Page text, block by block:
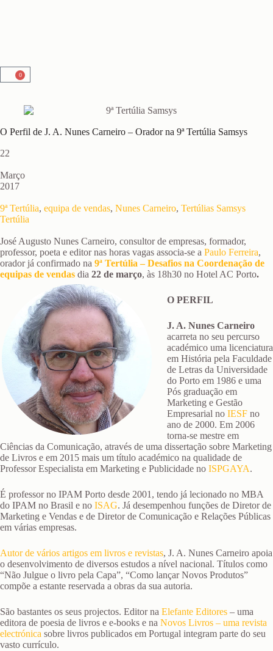
0
O Perfil de J. A. Nunes Carneiro – Orador na 9ª Tertúlia Samsys
22
Março
2017
9ª Tertúlia, equipa de vendas, Nunes Carneiro, Tertúlias Samsys
Tertúlia
José Augusto Nunes Carneiro, consultor de empresas, formador,
professor, poeta e editor nas horas vagas associa-se a Paulo Ferreira,
orador já confirmado na 9ª Tertúlia – Desafios na Coordenação de
equipas de vendas dia 22 de março, às 18h30 no Hotel AC Porto.
O PERFIL
J. A. Nunes Carneiro
acarreta no seu percurso
académico uma licenciatura
em História pela Faculdade
de Letras da Universidade
do Porto em 1986 e uma
Pós graduação em
Marketing e Gestão
Empresarial no IESF no
ano de 2000. Em 2006
torna-se mestre em
Ciências da Comunicação, através de uma dissertação sobre Marketing
de Livros e em 2015 mais um título académico na qualidade de
Professor Especialista em Marketing e Publicidade no ISPGAYA.
É professor no IPAM Porto desde 2001, tendo já lecionado no MBA
do IPAM no Brasil e no ISAG. Já desempenhou funções de Diretor de
Marketing e Vendas e de Diretor de Comunicação e Relações Públicas
em várias empresas.
Autor de vários artigos em livros e revistas, J. A. Nunes Carneiro apoia
o desenvolvimento de diversos estudos a nível nacional. Títulos como
“Não Julgue o livro pela Capa”, “Como lançar Novos Produtos”
compõe a estante reservada a obras da sua autoria.
São bastantes os seus projectos. Editor na Elefante Editores – uma
editora de poesia de livros e e-books e na Novos Livros – uma revista
electrónica sobre livros publicados em Portugal integram parte do seu
vasto currículo.